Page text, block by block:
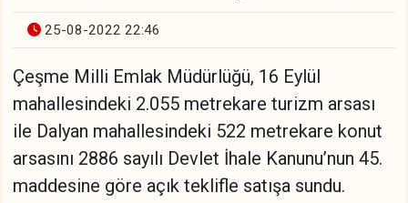
25-08-2022 22:46
Çeşme Milli Emlak Müdürlüğü, 16 Eylül
mahallesindeki 2.055 metrekare turizm arsası
ile Dalyan mahallesindeki 522 metrekare konut
arsasını 2886 sayılı Devlet İhale Kanunu’nun 45.
maddesine göre açık teklifle satışa sundu.